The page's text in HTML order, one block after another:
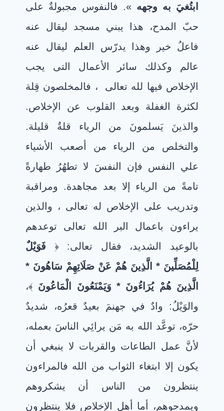
ابتُغيَ به وجهه ». فالنفوس مجبولةٌ على
حبّ المدح، هذا يبني مسجد ليقال عنه
فاعلُ خير وهذا يدرّس
العلم ليقال عنه
عالم وكذلك سائر الأعمال التى يجب
الإخلاص فيها لله تعالى
، فالمخلصون قِلة
لكثرة الغفلة وبعد القلوب عن الإخلاص.
والذينَ يَسلمونَ من الرياء قلةٌ قليلة.
والتخلص
من الرياء من أصعب الأشياء
علي النفس فإن النفسَ لا تطهُرُ طهارةً
تامةً من الرياء إلا بعد مجاهدة. ومراقبة
وتدريب على الإخلاص له تعالى ، والذين
يراءون باعمال البر الله تعالى توعدهم
بالوعيد الشديد، فقال تعالى: ﴿ فَوَيْلٌ
لِلْمُصَلِّينَ * الَّذِينَ هُمْ عَنْ صَلَاتِهِمْ سَاهُونَ *
الَّذِينَ هُمْ يُرَاءُونَ * وَيَمْنَعُونَ الْمَاعُونَ ﴾،
والوَيْلُ: وادٌ في جهنمَ بعيدٌ قعرُه، شديدٌ
حرّه، توعَّد الله به مَن يرائِي الناسَ بعمله،
لأنَّ عمل الطاعات والقربات لا ينبغي أن
يكون إلا ابتغاء الثواب من الله فالمراءون
ينتظرون من الناس أن يشكروهم
ويمدحوهم، أما أهل الإخلاص فلا ينتظرون